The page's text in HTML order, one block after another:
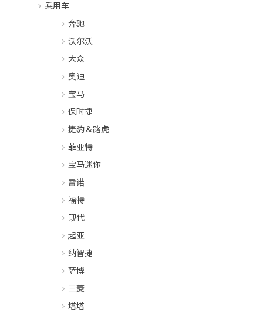
乘用车
奔驰
沃尔沃
大众
奥迪
宝马
保时捷
捷豹＆路虎
菲亚特
宝马迷你
雷诺
福特
现代
起亚
纳智捷
萨博
三菱
塔塔